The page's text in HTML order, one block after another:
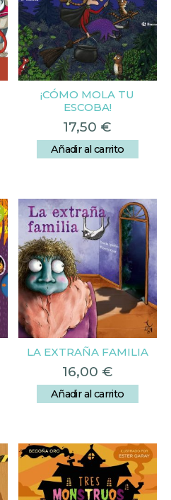
¡CÓMO MOLA TU
ESCOBA!
17,50 €
Añadir al carrito
LA EXTRAÑA FAMILIA
16,00 €
Añadir al carrito